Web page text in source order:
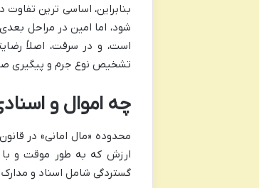
بنابراین، اساسی ترین
شود، اما امین در مراحل
است، و در سرقت، اصلاً
تشخیص نوع جرم و پیگیری
چه اموال و
محدوده «مال امانی» در
ارزش که به طور موقت و با
گستردگی شامل اسناد و